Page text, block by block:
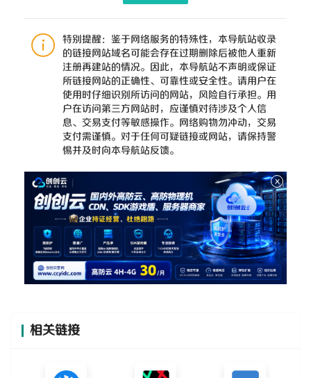
特别提醒：鉴于网络服务的特殊性，本导航站收录
的链接网站域名可能会存在过期删除后被他人重新
注册再建站的情况。因此，本导航站不声明或保证
所链接网站的正确性、可靠性或安全性。请用户在
使用时仔细识别所访问的网站，风险自行承担。用
户在访问第三方网站时，应谨慎对待涉及个人信
息、交易支付等敏感操作。网络购物勿冲动，交易
支付需谨慎。对于任何可疑链接或网站，请保持警
惕并及时向本导航站反馈。
相关链接